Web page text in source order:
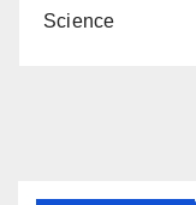
Science